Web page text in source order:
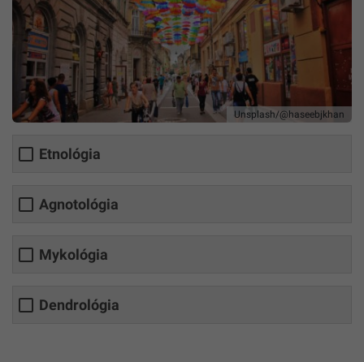
Unsplash/@haseebjkhan
Etnológia
Agnotológia
Mykológia
Dendrológia